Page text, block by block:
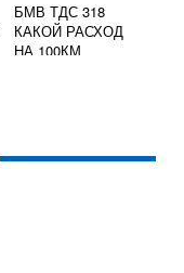
БМВ ТДС 318
КАКОЙ РАСХОД
НА 100КМ